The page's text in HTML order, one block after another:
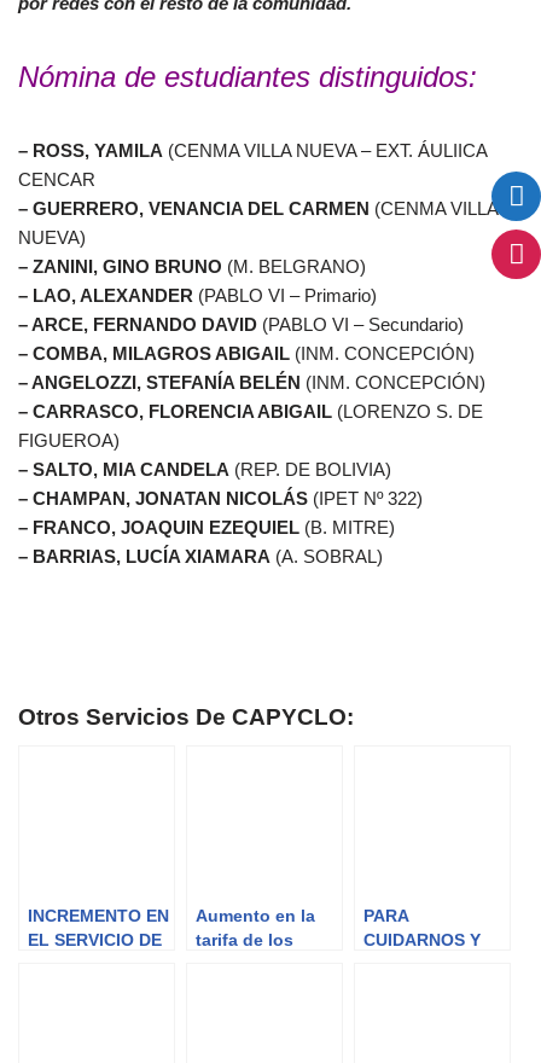
Nómina de estudiantes distinguidos:
– ROSS, YAMILA (CENMA VILLA NUEVA – EXT. ÁULIICA
CENCAR
– GUERRERO, VENANCIA DEL CARMEN (CENMA VILLA
NUEVA)
– ZANINI, GINO BRUNO (M. BELGRANO)
– LAO, ALEXANDER (PABLO VI – Primario)
– ARCE, FERNANDO DAVID (PABLO VI – Secundario)
– COMBA, MILAGROS ABIGAIL (INM. CONCEPCIÓN)
– ANGELOZZI, STEFANÍA BELÉN (INM. CONCEPCIÓN)
– CARRASCO, FLORENCIA ABIGAIL (LORENZO S. DE
FIGUEROA)
– SALTO, MIA CANDELA (REP. DE BOLIVIA)
– CHAMPAN, JONATAN NICOLÁS (IPET Nº 322)
– FRANCO, JOAQUIN EZEQUIEL (B. MITRE)
– BARRIAS, LUCÍA XIAMARA (A. SOBRAL)
Otros Servicios De CAPYCLO:
INCREMENTO EN
EL SERVICIO DE
Aumento en la
tarifa de los
PARA
CUIDARNOS Y